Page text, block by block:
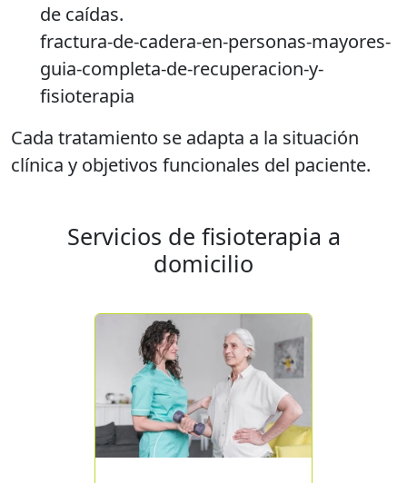
de caídas.
fractura-de-cadera-en-personas-mayores-
guia-completa-de-recuperacion-y-
fisioterapia
Cada tratamiento se adapta a la situación
clínica y objetivos funcionales del paciente.
Servicios de fisioterapia a
domicilio